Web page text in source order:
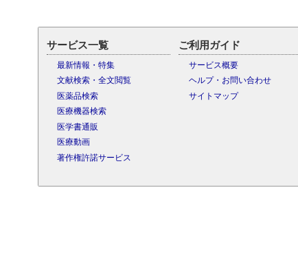
サービス一覧
最新情報・特集
文献検索・全文閲覧
医薬品検索
医療機器検索
医学書通販
医療動画
著作権許諾サービス
ご利用ガイド
サービス概要
ヘルプ・お問い合わせ
サイトマップ